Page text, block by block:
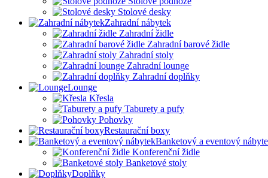
Stolové desky
Zahradní nábytek
Zahradní židle
Zahradní barové židle
Zahradní stoly
Zahradní lounge
Zahradní doplňky
Lounge
Křesla
Taburety a pufy
Pohovky
Restaurační boxy
Banketový a eventový
Konferenční židle
Banketové stoly
Doplňky